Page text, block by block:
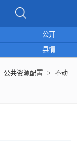
公开
县情
公共资源配置 > 不动